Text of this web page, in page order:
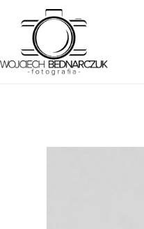
treści